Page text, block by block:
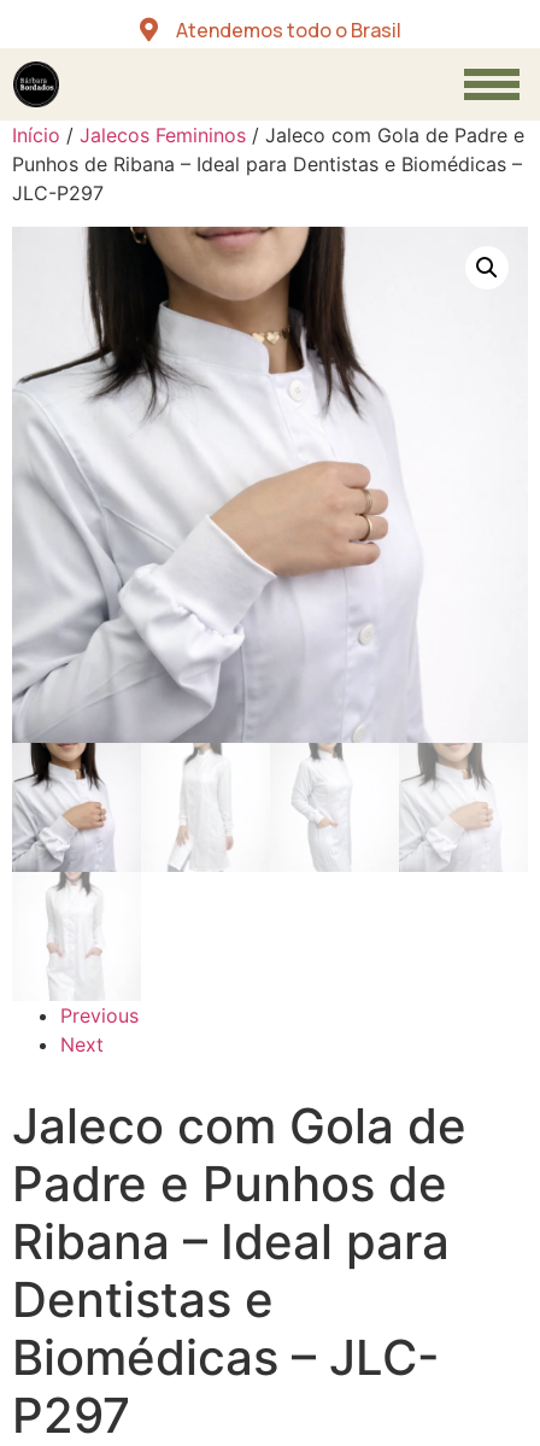
Atendemos todo o Brasil
Início / Jalecos Femininos / Jaleco com Gola de Padre e
Punhos de Ribana – Ideal para Dentistas e Biomédicas –
JLC-P297
Previous
Next
Jaleco com Gola de
Padre e Punhos de
Ribana – Ideal para
Dentistas e
Biomédicas – JLC-
P297